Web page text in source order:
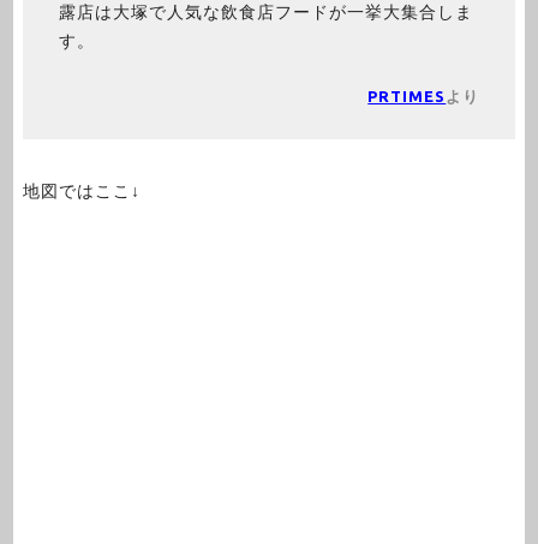
露店は大塚で人気な飲食店フードが一挙大集合しま
す。
PRTIMES より
地図ではここ↓